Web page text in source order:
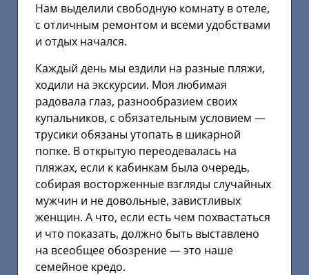
Нам выделили свободную комнату в отеле,
с отличным ремонтом и всеми удобствами
и отдых начался.
Каждый день мы ездили на разные пляжи,
ходили на экскурсии. Моя любимая
радовала глаз, разнообразием своих
купальников, с обязательным условием —
трусики обязаны утопать в шикарной
попке. В открытую переодевалась на
пляжах, если к кабинкам была очередь,
собирая восторженные взгляды случайных
мужчин и не довольные, завистливых
женщин. А что, если есть чем похвастаться
и что показать, должно быть выставлено
на всеобщее обозрение — это наше
семейное кредо.